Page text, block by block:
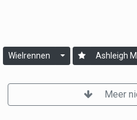
Wielrennen Ashleigh
Meer